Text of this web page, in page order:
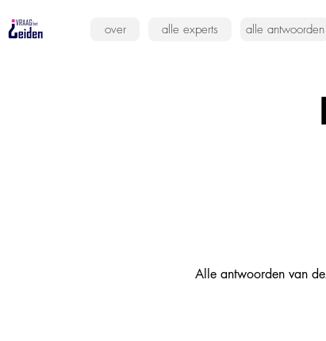
over alle experts alle antwoorden
Alle antwoorden van